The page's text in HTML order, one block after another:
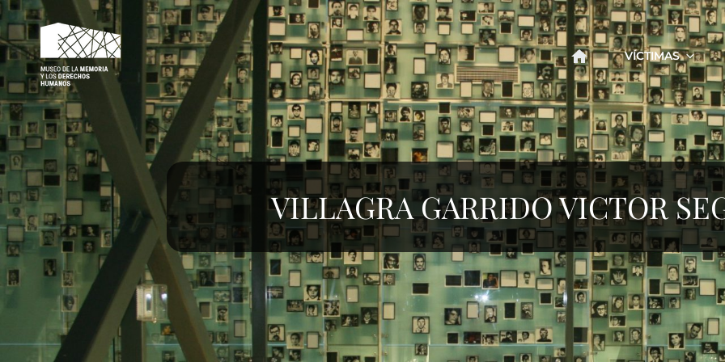
MMDH – VÍCTIMAS
VÍCTIMAS
VILLAGRA GARRIDO VICTOR